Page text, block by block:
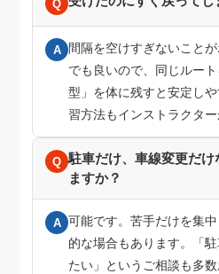
Q
A
間隔を空けすぎないこと
でも良いので、同じルー
型」を体に残すと安定し
習方法もインストラクター
Q 駐車だけ、車線変更だ
ますか？
A 可能です。苦手だけを集
的な場合もあります。「
たい」というご相談も多数